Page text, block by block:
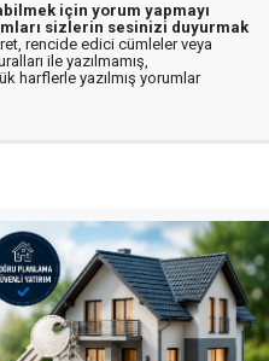
için yorum yapmayı
sizlerin sesinizi duyurmak
rencide edici cümleler veya
ile yazılmamış,
harflerle yazılmış yorumlar